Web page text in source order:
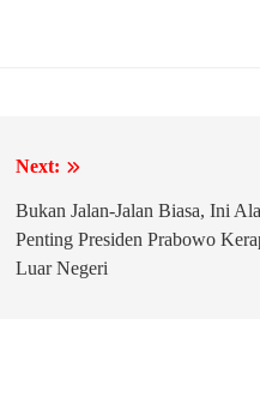
Next:
Bukan Jalan-Jalan Biasa, Ini
Penting Presiden Prabowo
Luar Negeri